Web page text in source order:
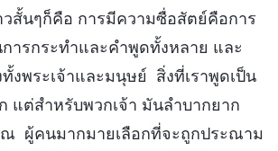
สั้นๆก็คือ การมีความซื่อสัตย์คือการ
ารกระทำและคำพูดทั้งหลาย และ
งพระเจ้าและมนุษย์ สิ่งที่เราพูดเป็น
แต่สำหรับพวกเจ้า มันลำบากยาก
ณ ผู้คนมากมายเลือกที่จะถูกประณาม